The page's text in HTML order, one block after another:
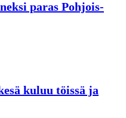
paras Pohjois-
kuluu töissä ja